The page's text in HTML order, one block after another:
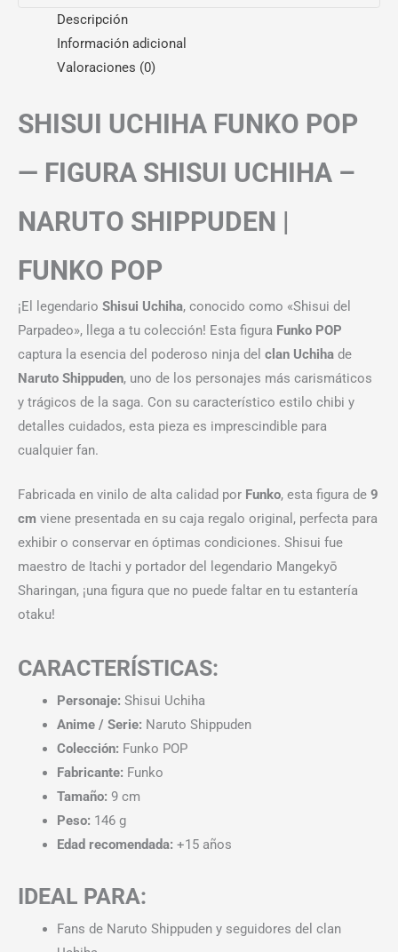
Descripción
Información adicional
Valoraciones (0)
SHISUI UCHIHA FUNKO POP
— FIGURA SHISUI UCHIHA –
NARUTO SHIPPUDEN |
FUNKO POP
¡El legendario Shisui Uchiha, conocido como «Shisui del
Parpadeo», llega a tu colección! Esta figura Funko POP
captura la esencia del poderoso ninja del clan Uchiha de
Naruto Shippuden, uno de los personajes más carismáticos
y trágicos de la saga. Con su característico estilo chibi y
detalles cuidados, esta pieza es imprescindible para
cualquier fan.
Fabricada en vinilo de alta calidad por Funko, esta figura de 9
cm viene presentada en su caja regalo original, perfecta para
exhibir o conservar en óptimas condiciones. Shisui fue
maestro de Itachi y portador del legendario Mangekyō
Sharingan, ¡una figura que no puede faltar en tu estantería
otaku!
CARACTERÍSTICAS:
Personaje: Shisui Uchiha
Anime / Serie: Naruto Shippuden
Colección: Funko POP
Fabricante: Funko
Tamaño: 9 cm
Peso: 146 g
Edad recomendada: +15 años
IDEAL PARA:
Fans de Naruto Shippuden y seguidores del clan